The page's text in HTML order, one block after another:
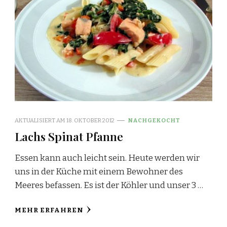
AKTUALISIERT AM 18. OKTOBER 2012 NACHGEKOCHT
Lachs Spinat Pfanne
Essen kann auch leicht sein. Heute werden wir
uns in der Küche mit einem Bewohner des
Meeres befassen. Es ist der Köhler und unser 3 …
MEHR ERFAHREN